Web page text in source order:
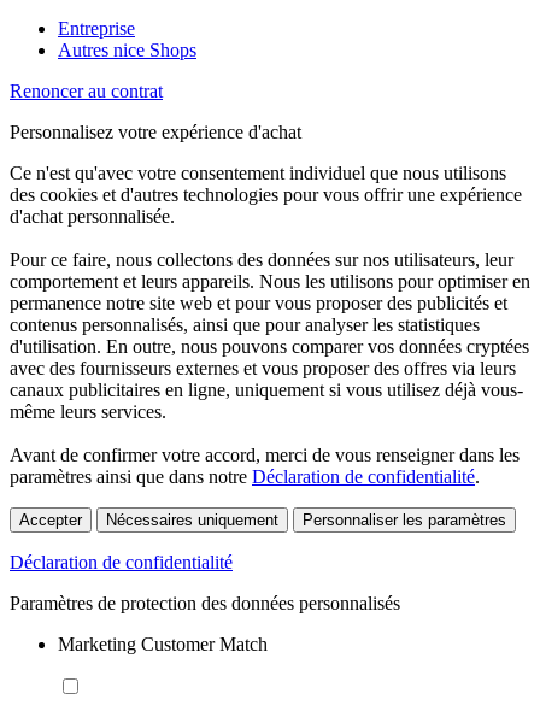
Entreprise
Autres nice Shops
Renoncer au contrat
Personnalisez votre expérience d'achat
Ce n'est qu'avec votre consentement individuel que nous utilisons
des cookies et d'autres technologies pour vous offrir une expérience
d'achat personnalisée.
Pour ce faire, nous collectons des données sur nos utilisateurs, leur
comportement et leurs appareils. Nous les utilisons pour optimiser en
permanence notre site web et pour vous proposer des publicités et
contenus personnalisés, ainsi que pour analyser les statistiques
d'utilisation. En outre, nous pouvons comparer vos données cryptées
avec des fournisseurs externes et vous proposer des offres via leurs
canaux publicitaires en ligne, uniquement si vous utilisez déjà vous-
même leurs services.
Avant de confirmer votre accord, merci de vous renseigner dans les
paramètres ainsi que dans notre Déclaration de confidentialité.
Accepter Nécessaires uniquement Personnaliser les paramètres
Déclaration de confidentialité
Paramètres de protection des données personnalisés
Marketing Customer Match